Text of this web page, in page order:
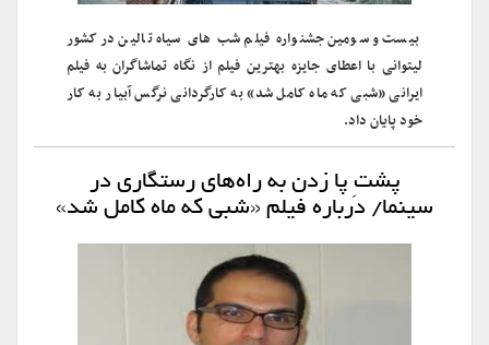
بیست و سومین جشنواره فیلم شب های سیاه تالین در کشور
لیتوانی با اعطای جایزه بهترین فیلم از نگاه تماشاگران به فیلم
ایرانی «شبی که ماه کامل شد» به کارگردانی نرگس آبیار به کار
خود پایان داد.
پشتِ ­پا زدن به راه‌­های رستگاری در
سینما/ درباره فیلم «شبی که ماه کامل شد»